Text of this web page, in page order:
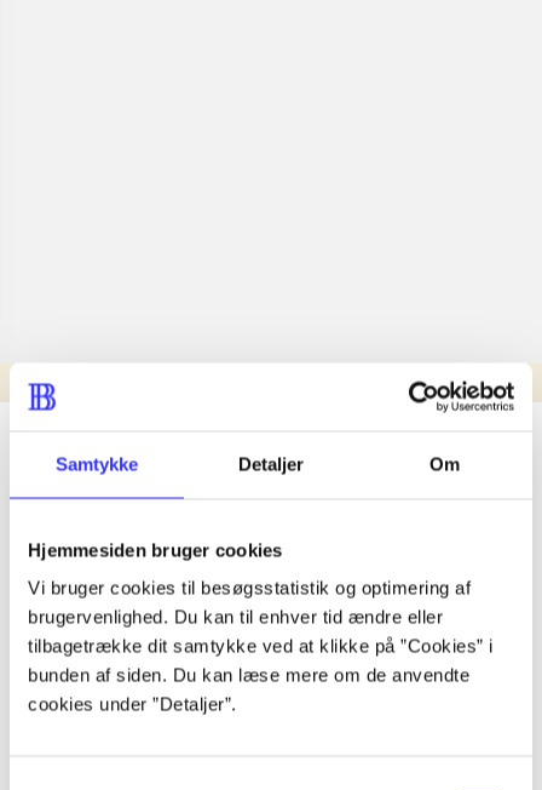
Samtykke Detaljer Om
Hjemmesiden bruger cookies
Vi bruger cookies til besøgsstatistik og optimering af
brugervenlighed. Du kan til enhver tid ændre eller
tilbagetrække dit samtykke ved at klikke på ”Cookies” i
bunden af siden. Du kan læse mere om de anvendte
cookies under ”Detaljer”.
Nyhed
lorem ipsum dolor sit amet ...
lorem ipsum dolor sit amet ...
lorem ipsum dolor sit amet ...
lorem ipsum dolor sit amet ...
lorem ipsum dolor sit amet ...
lorem ipsum dolor sit amet ...